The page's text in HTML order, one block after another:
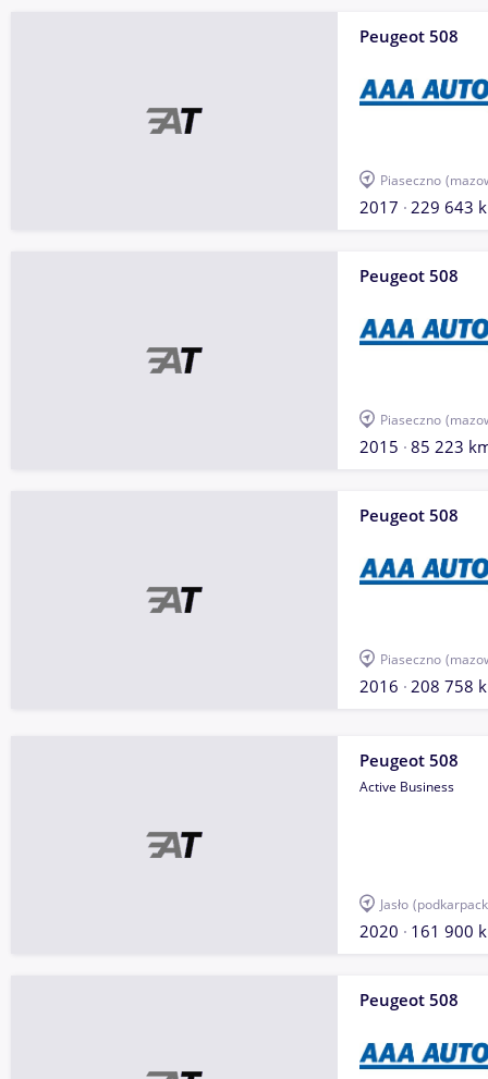
Peugeot 508
Piaseczno
2017 229 643
Peugeot 508
Piaseczno
2015 85 223
Peugeot 508
Piaseczno
2016 208 758
Peugeot 508
Active Business
Jasło
2020 161 900
Peugeot 508